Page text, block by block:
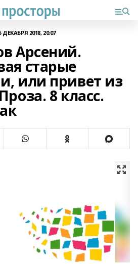
ДЕКАБРЯ 2018, 20:07
Арсений.
старые
или привет из
8 класс.